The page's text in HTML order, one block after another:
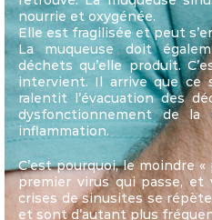
nourrie et oxygénée.
Elle est fragilisée et peut
La muqueuse doit
déchets qu’elle produit.
intervient. Il arrive que ce
ralentit l’évacuation des
dysfonctionnement de la
inflammation.
C’est pourquoi, le moindre
premier virus qui passe, et
crises de sinusites se
et sont d’autant plus